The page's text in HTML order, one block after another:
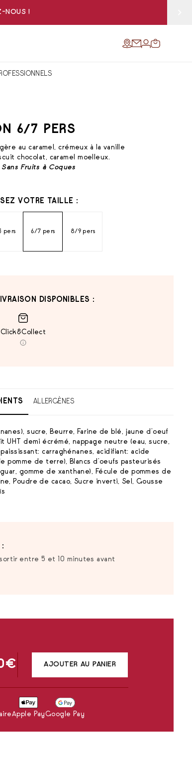
NOUS !
6/7 PERS
au caramel, crémeux à la vanille
chocolat, caramel moelleux.
Sans Fruits à Coques
VOTRE TAILLE :
pers 6/7 pers 8/9 pers
DISPONIBLES :
Click&Collect
ALLERGÈNES
sucre, Beurre, Farine de blé, jaune d’oeuf
UHT demi écrémé, nappage neutre (eau, sucre,
carraghénanes, acidifiant: acide
pomme de terre), Blancs d’oeufs pasteurisés
gomme de xanthane), Fécule de pommes de
Poudre de cacao, Sucre inverti, Sel, Gousse
:
entre 5 et 10 minutes avant
€ AJOUTER AU PANIER
Apple PayGoogle Pay